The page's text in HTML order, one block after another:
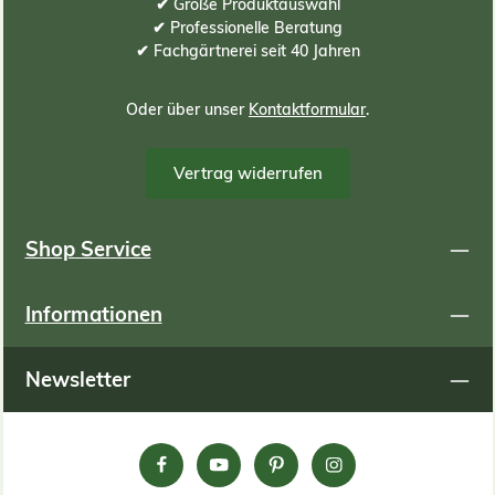
an Substrat zu ermitteln, können Sie folgende Formel
oder Tabelle zur Hilfe nehmen: Berechnungsformel:
(Meter Länge) x (Meter Breite) x (ZENTIMETER
Berechnungsbeispiele: Begrünungsfläche in Meter
✔ Professionelle Beratung
✔ Fachgärtnerei seit 40 Jahren
Oder über unser Kontaktformular.
Vertrag widerrufen
Shop Service
Informationen
Newsletter